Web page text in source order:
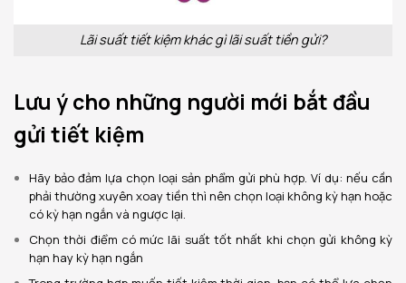
Lãi suất tiết kiệm khác gì lãi suất tiền gửi?
Lưu ý cho những người mới bắt đầu
gửi tiết kiệm
Hãy bảo đảm lựa chọn loại sản phẩm gửi phù hợp. Ví dụ: nếu cần
phải thường xuyên xoay tiền thì nên chọn loại không kỳ hạn hoặc
có kỳ hạn ngắn và ngược lại.
Chọn thời điểm có mức lãi suất tốt nhất khi chọn gửi không kỳ
hạn hay kỳ hạn ngắn